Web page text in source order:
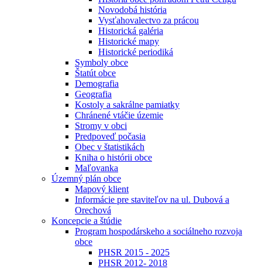
Novodobá história
Vysťahovalectvo za prácou
Historická galéria
Historické mapy
Historické periodiká
Symboly obce
Štatút obce
Demografia
Geografia
Kostoly a sakrálne pamiatky
Chránené vtáčie územie
Stromy v obci
Predpoveď počasia
Obec v štatistikách
Kniha o histórii obce
Maľovanka
Územný plán obce
Mapový klient
Informácie pre staviteľov na ul. Dubová a
Orechová
Koncepcie a štúdie
Program hospodárskeho a sociálneho rozvoja
obce
PHSR 2015 - 2025
PHSR 2012- 2018